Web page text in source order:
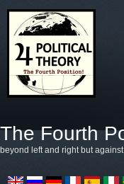
The Fourth
beyond left and right but